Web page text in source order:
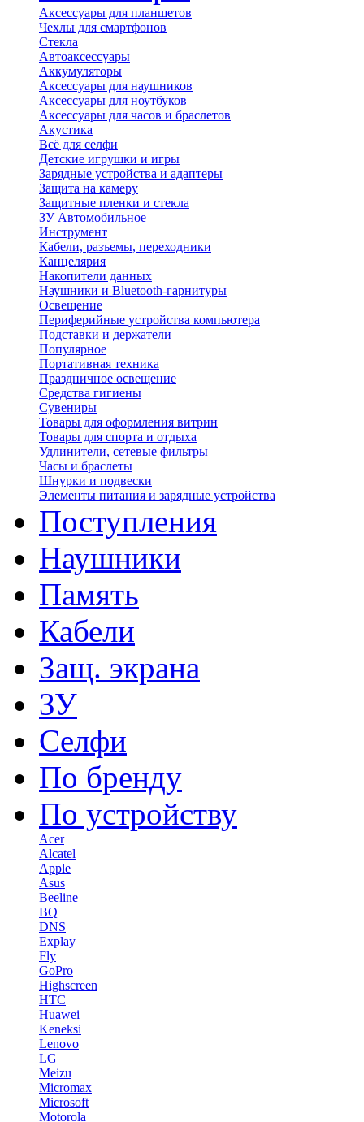
Аксессуары для планшетов
Чехлы для смартфонов
Стекла
Автоаксессуары
Аккумуляторы
Аксессуары для наушников
Аксессуары для ноутбуков
Аксессуары для часов и браслетов
Акустика
Всё для селфи
Детские игрушки и игры
Зарядные устройства и адаптеры
Защита на камеру
Защитные пленки и стекла
ЗУ Автомобильное
Инструмент
Кабели, разъемы, переходники
Канцелярия
Накопители данных
Наушники и Bluetooth-гарнитуры
Освещение
Периферийные устройства компьютера
Подставки и держатели
Популярное
Портативная техника
Праздничное освещение
Средства гигиены
Сувениры
Товары для оформления витрин
Товары для спорта и отдыха
Удлинители, сетевые фильтры
Часы и браслеты
Шнурки и подвески
Элементы питания и зарядные устройства
Поступления
Наушники
Память
Кабели
Защ. экрана
ЗУ
Селфи
По бренду
По устройству
Acer
Alcatel
Apple
Asus
Beeline
BQ
DNS
Explay
Fly
GoPro
Highscreen
HTC
Huawei
Keneksi
Lenovo
LG
Meizu
Micromax
Microsoft
Motorola